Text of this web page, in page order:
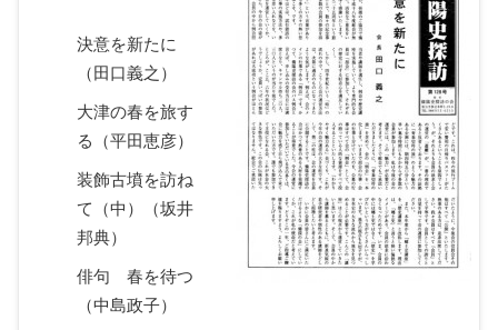
決意を新たに
（田口義之）
大津の春を旅す
る（平田恵彦）
装飾古墳を訪ね
て（中）（坂井
邦典）
俳句 春を待つ
（中島政子）